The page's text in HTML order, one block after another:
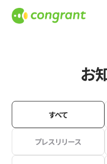
お
すべて
プレスリリース